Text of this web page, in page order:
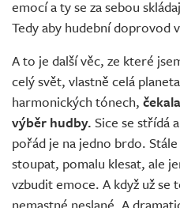
emocí a ty se za sebou
Tedy aby hudební doprovod
A to je další věc, ze které
celý svět, vlastně celá
harmonických tónech,
výběr hudby. Sice se střídá
pořád je na jedno brdo.
stoupat, pomalu klesat, ale
vzbudit emoce. A když už